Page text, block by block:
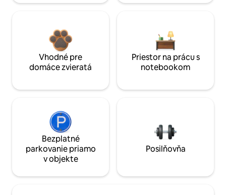
Vhodné pre
domáce zvieratá
Priestor na prácu s
notebookom
Bezplatné
parkovanie priamo
v objekte
Posilňovňa